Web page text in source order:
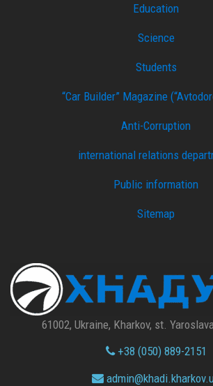
Education
Science
Students
“Car Builder” Magazine
Anti-Corruption
international relations
Public information
Sitemap
61002, Ukraine, Kharkov, st.
+38 (050) 889-2151
admin@khadi.kharkov.